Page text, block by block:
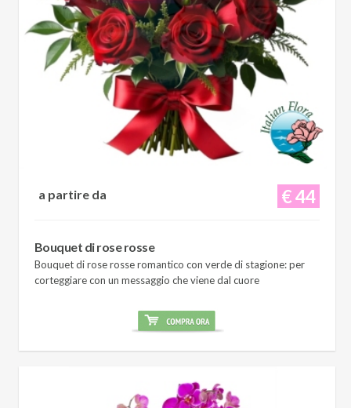
€ 44
a partire da
Bouquet di rose rosse
Bouquet di rose rosse romantico con verde di stagione: per
corteggiare con un messaggio che viene dal cuore